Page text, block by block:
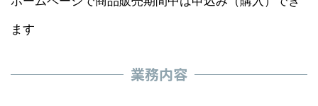
ます
業務内容